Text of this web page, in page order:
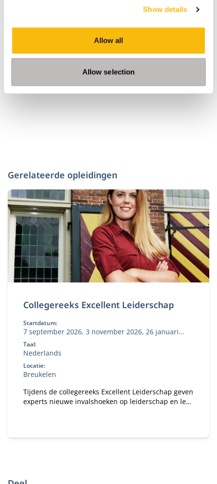
Show details
Allow all
Allow selection
gastsprekers in de collegereeks Excellent
Excellent Leiderschap
Gerelateerde opleidingen
Collegereeks Excellent Leiderschap
Startdatum:
7 september 2026, 3 november 2026, 26 januari
2027, 10 mei 2027
Taal:
Nederlands
Locatie:
Breukelen
Tijdens de collegereeks Excellent Leiderschap geven
experts nieuwe invalshoeken op leiderschap en leer